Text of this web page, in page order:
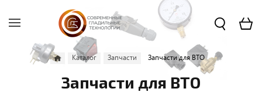
Каталог Запчасти Запчасти для ВТО
Запчасти для ВТО